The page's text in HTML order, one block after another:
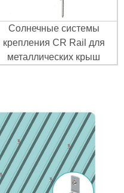
Солнечные системы
крепления CR Rail для
металлических крыш